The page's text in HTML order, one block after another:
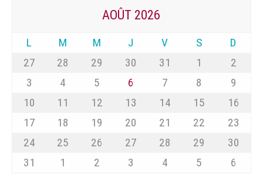
AOÛT 2026
L M M J V S
D
27
28 29 30 31 1
2
3
4 5 6 7 8
9
10
11 12 13 14 15
16
17
18 19 20 21 22
23
24
25 26 27 28 29
30
31
1 2 3 4 5 6